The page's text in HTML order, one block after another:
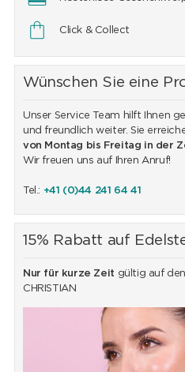
Click & Collect
Wünschen Sie eine
Unser Service Team hilft Ihnen
und freundlich weiter. Sie
von Montag bis Freitag in der
Wir freuen uns auf Ihren Anruf!
Tel.: +41 (0)44 241 64 41
15% Rabatt auf
Nur für kurze Zeit gültig auf
CHRISTIAN